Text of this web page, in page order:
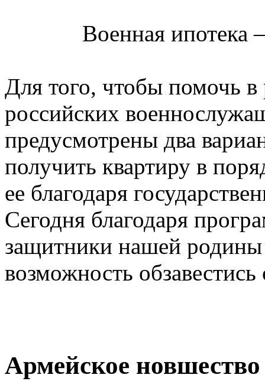
Военная ипотека
Для того, чтобы помочь
российских
предусмотрены два
получить квартиру в
ее благодаря
Сегодня благодаря
защитники нашей
возможность
Армейское новшество